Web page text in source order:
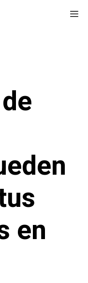
en